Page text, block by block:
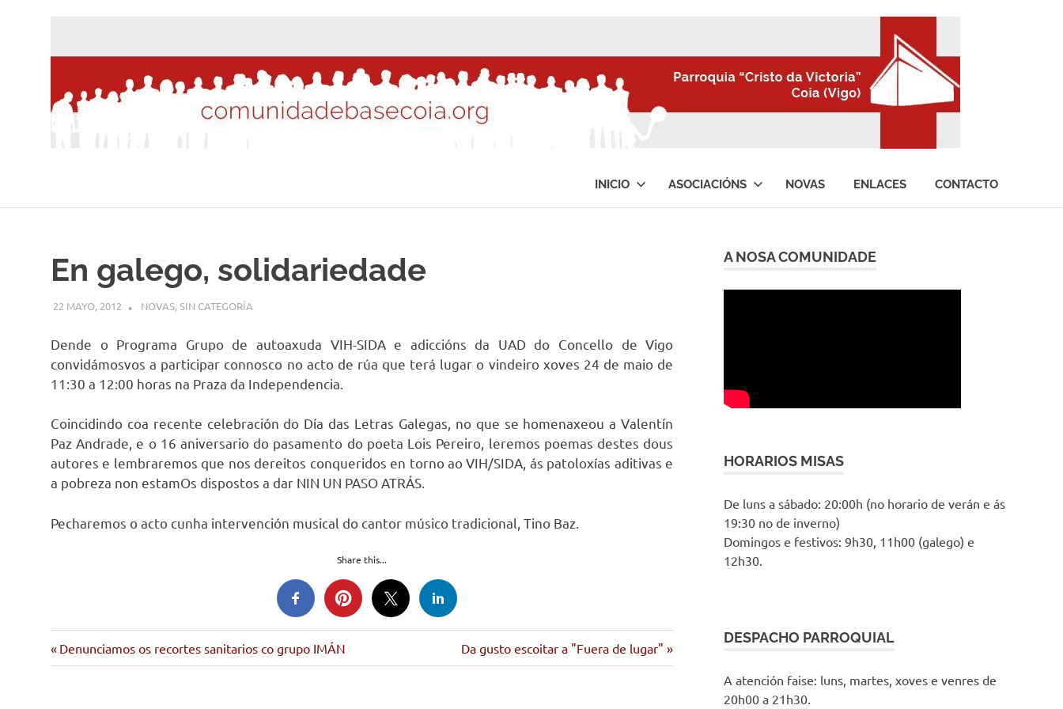
INICIO ASOCIACIÓNS NOVAS ENLACES CONTACTO
En galego, solidariedade
22 MAYO, 2012 DESARROLLO
NOVAS,SIN CATEGORÍA
Dende o Programa Grupo de autoaxuda VIH-SIDA e adiccións da UAD do Concello de Vigo
convidámosvos a participar connosco no acto de rúa que terá lugar o vindeiro xoves 24 de maio de
11:30 a 12:00 horas na Praza da Independencia.
Coincidindo coa recente celebración do Día das Letras Galegas, no que se homenaxeou a Valentín
Paz Andrade, e o 16 aniversario do pasamento do poeta Lois Pereiro, leremos poemas destes dous
autores e lembraremos que nos dereitos conqueridos en torno ao VIH/SIDA, ás patoloxías aditivas e
a pobreza non estamOs dispostos a dar NIN UN PASO ATRÁS.
Pecharemos o acto cunha intervención musical do cantor músico tradicional, Tino Baz.
Share this...
letras
Navegación
Entrada
anterior:
Denunciamos os recortes sanitarios co grupo IMÁN
Siguiente
entrada:
Da gusto escoitar a "Fuera de lugar"
A NOSA COMUNIDADE
HORARIOS MISAS
De luns a sábado: 20:00h (no horario de verán e ás
19:30 no de inverno)
Domingos e festivos: 9h30, 11h00 (galego) e
12h30.
DESPACHO PARROQUIAL
A atención faise: luns, martes, xoves e venres de
20h00 a 21h30.